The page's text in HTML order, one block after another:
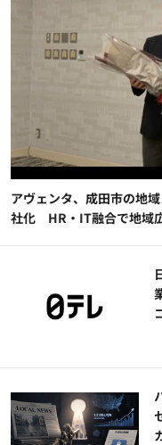
アヴェンタ、成田市の地
社化 HR・IT融合で地域